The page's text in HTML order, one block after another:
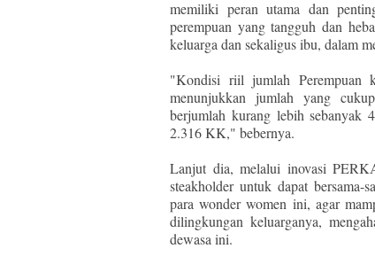
memiliki peran utama dan
perempuan yang tangguh dan
keluarga dan sekaligus ibu, dalam
"Kondisi riil jumlah Perempuan
menunjukkan jumlah yang
berjumlah kurang lebih sebanyak
2.316 KK," bebernya.
Lanjut dia, melalui inovasi
steakholder untuk dapat bersama-
para wonder women ini, agar
dilingkungan keluarganya,
dewasa ini.